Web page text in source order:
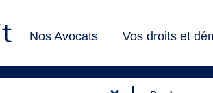
Nos Avocats Vos droits et